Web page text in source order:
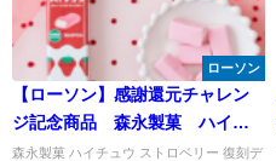
ローソン
【ローソン】感謝還元チャレン
ジ記念商品 森永製菓 ハイチ
ュウ ストロベリー 復刻デザ
森永製菓 ハイチュウ ストロベリー 復刻デ